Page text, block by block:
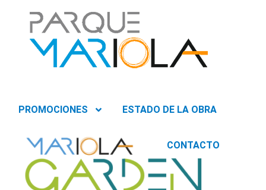
PROMOCIONES ESTADO DE LA OBRA
CONTACTO